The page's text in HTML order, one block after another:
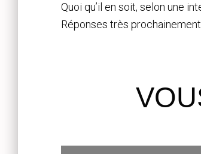
Quoi qu’il en soit, selon une
Réponses très